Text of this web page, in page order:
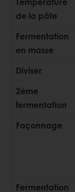
de la pâte
Fermentation
en masse
Diviser
2ème
fermentation
Façonnage
Fermentation